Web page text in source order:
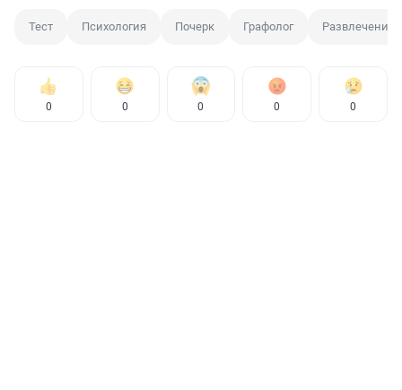
Тест Психология Почерк Графолог Развлечение
0 0 0 0 0